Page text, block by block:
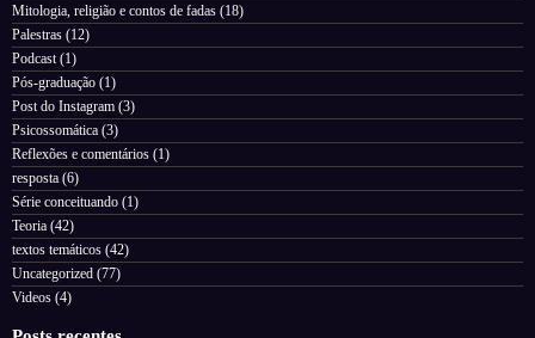
Mitologia, religião e contos de fadas (18)
Palestras (12)
Podcast(1)
Pós-graduação (1)
Post do Instagram (3)
Psicossomática (3)
Reflexões e comentários (1)
resposta (6)
Série conceituando (1)
Teoria (42)
textos temáticos (42)
Uncategorized (77)
Videos (4)